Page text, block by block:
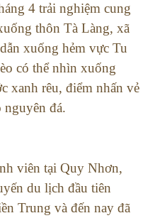
4 trải nghiệm cung
thôn Tà Làng, xã
xuống hẻm vực Tu
có thể nhìn xuống
xanh rêu, điểm nhấn vẻ
nguyên đá.
viên tại Quy Nhơn,
du lịch đầu tiên
Trung và đến nay đã